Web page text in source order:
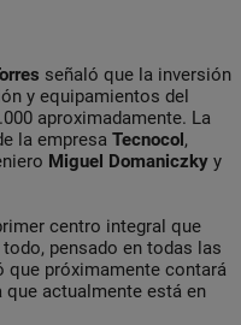
señaló que la inversión
y equipamientos del
aproximadamente. La
la empresa Tecnocol,
Miguel Domaniczky y
centro integral que
pensado en todas las
que próximamente contará
que actualmente está en